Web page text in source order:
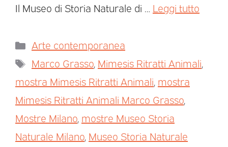
Il Museo di Storia Naturale di … Leggi tutto
Arte contemporanea
Marco Grasso Mimesis Ritratti Animali
mostra Mimesis Ritratti Animali mostra
Mimesis Ritratti Animali Marco Grasso
Mostre Milano mostre Museo Storia
Naturale Milano Museo Storia Naturale